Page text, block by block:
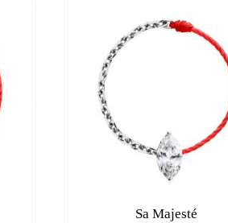
Sa Majesté